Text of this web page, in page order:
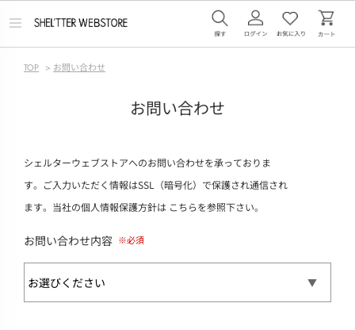
メ
TOP > お問い合わせ
お問い合わせ
シェルターウェブストアへのお問い合わせを承っておりま
す。ご入力いただく情報はSSL（暗号化）で保護され通信され
ます。当社の個人情報保護方針は こちらを参照下さい。
お問い合わせ内容